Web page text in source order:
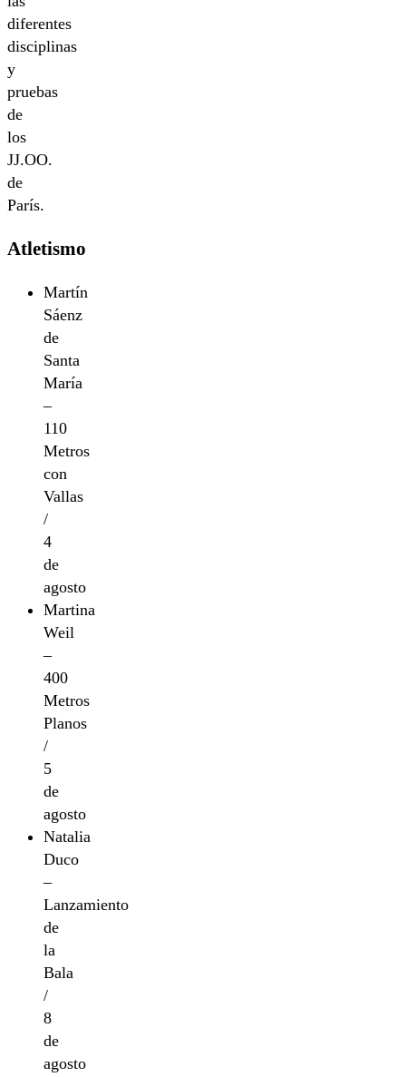
diferentes
disciplinas
y
pruebas
de
los
JJ.OO.
de
París.
Atletismo
Martín
Sáenz
de
Santa
María
–
110
Metros
con
Vallas
/
4
de
agosto
Martina
Weil
–
400
Metros
Planos
/
5
de
agosto
Natalia
Duco
–
Lanzamiento
de
la
Bala
/
8
de
agosto